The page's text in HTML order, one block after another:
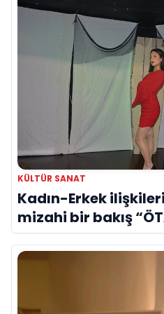
KÜLTÜR SANAT
Kadın-Erkek
mizahi bir bakış